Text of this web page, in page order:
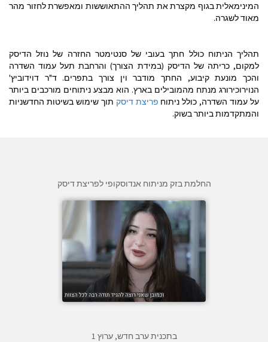
המינימאלית בגוף מקצרת את תהליך ההתאוששות ומאפשרת לחזור מהר
מאוד לשגרה.
תהליך הניתוח כולל חתך בעובי של סנטימטר החזרה של נוזל הדיסק
למקום, כריתה של הדיסק (במידת הצורך) והרחבת תעל עמוד השדרה
והכך מונעת קיבוע, החתך מודבר וין צורך בתפרים. ד"ר דוידוביץ'
הנוירוכירורג מנתח מהמובילים בארץ. הוא מבצע ניתוחים מורכבים ביותר
על עמוד השדרה, כולל ניתוח פריצת דיסק תוך שימוש בשיטות החדשניות
והמתקדמות ביותר בשוק.
החלמת בזק מניתוח אנדוסקופי לפריצת דיסק
בתכנית ערב חדש, ערוץ 1